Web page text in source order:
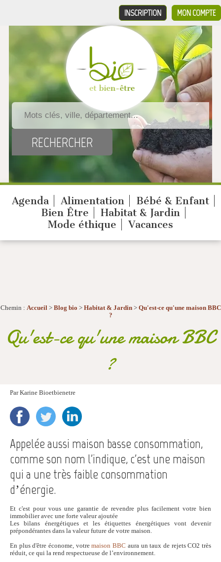
MON COMPTE
INSCRIPTION
Agenda Alimentation
Bébé & Enfant
Bien Être
Habitat & Jardin
Mode éthique
Vacances
Chemin : Accueil> Blog bio > Habitat & Jardin> Qu'est-ce qu'une maison BBC
?
Qu'est-ce qu'une maison BBC
?
ParKarine Bioetbienetre
Appelée aussi maison basse consommation,
comme son nom l'indique, c'est une maison
qui a une très faible consommation
d’énergie.
Et c'est pour vous une garantie de revendre plus facilement votre bien
immobilier avec une forte valeur ajoutée
Les bilans énergétiques et les étiquettes énergétiques vont devenir
prépondérantes dans la valeur future de votre maison.
En plus d'être économe, votremaison BBC aura un taux de rejets CO2 très
réduit, ce qui la rend respectueuse de l’environnement.